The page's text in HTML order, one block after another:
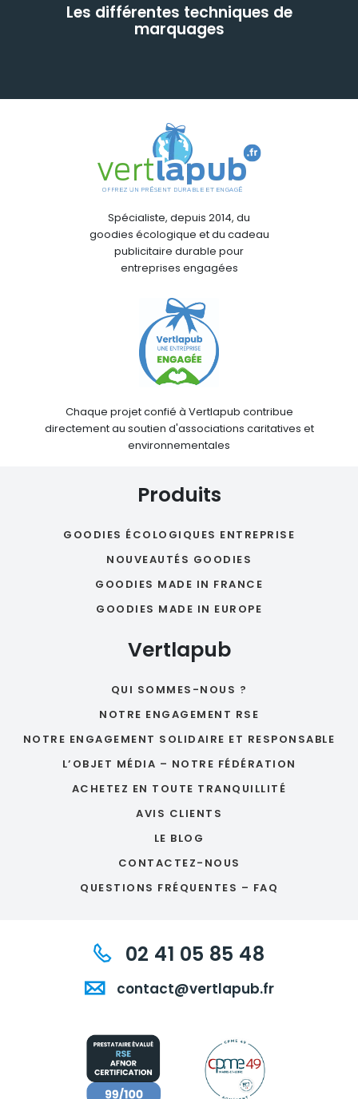
Les différentes techniques de
marquages
Spécialiste, depuis 2014, du
goodies écologique et du cadeau
publicitaire durable pour
entreprises engagées
Chaque projet confié à Vertlapub contribue
directement au soutien d'associations caritatives et
environnementales
Produits
GOODIES ÉCOLOGIQUES ENTREPRISE
NOUVEAUTÉS GOODIES
GOODIES MADE IN FRANCE
GOODIES MADE IN EUROPE
Vertlapub
QUI SOMMES-NOUS ?
NOTRE ENGAGEMENT RSE
NOTRE ENGAGEMENT SOLIDAIRE ET RESPONSABLE
L’OBJET MÉDIA – NOTRE FÉDÉRATION
ACHETEZ EN TOUTE TRANQUILLITÉ
AVIS CLIENTS
LE BLOG
CONTACTEZ-NOUS
QUESTIONS FRÉQUENTES – FAQ
02 41 05 85 48
contact@vertlapub.fr